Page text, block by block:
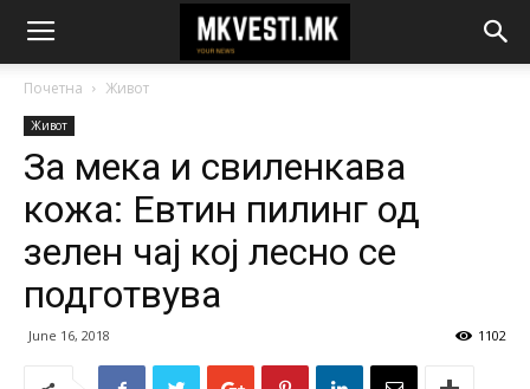
Почетна Живот
Живот
За мека и свиленкава
кожа: Евтин пилинг од
зелен чај кој лесно се
подготвува
June 16, 2018 1102